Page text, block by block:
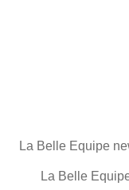
La Belle Equipe
La Belle